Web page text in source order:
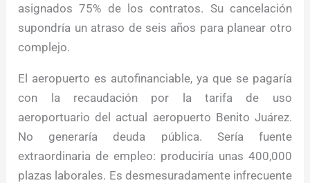
asignados 75% de los contratos. Su cancelación
supondría un atraso de seis años para planear otro
complejo.
El aeropuerto es autofinanciable, ya que se pagaría
con la recaudación por la tarifa de uso
aeroportuario del actual aeropuerto Benito Juárez.
No generaría deuda pública. Sería fuente
extraordinaria de empleo: produciría unas 400,000
plazas laborales. Es desmesuradamente infrecuente